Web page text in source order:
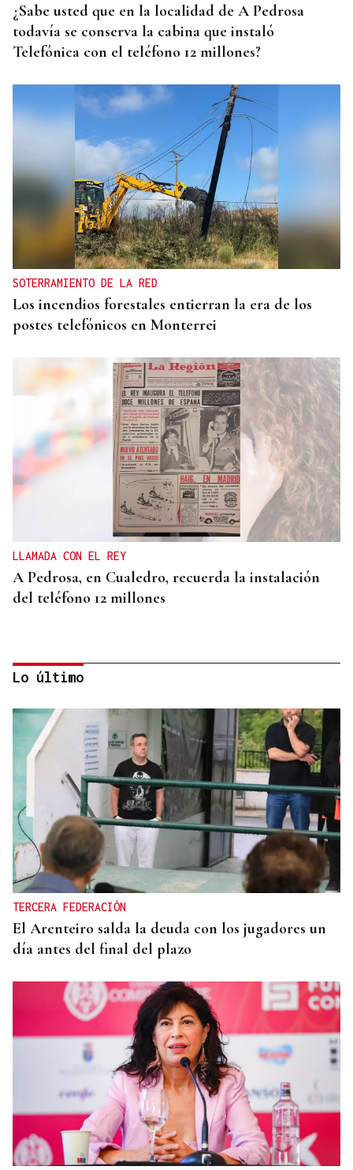
¿Sabe usted que en la localidad de A Pedrosa
todavía se conserva la cabina que instaló
Telefónica con el teléfono 12 millones?
SOTERRAMIENTO DE LA RED
Los incendios forestales entierran la era de los
postes telefónicos en Monterrei
LLAMADA CON EL REY
A Pedrosa, en Cualedro, recuerda la instalación
del teléfono 12 millones
OU-1018
Un camión queda atravesado en medio de
carretera en Cualedro
Lo último
TERCERA FEDERACIÓN
El Arenteiro salda la deuda con los jugadores un
día antes del final del plazo